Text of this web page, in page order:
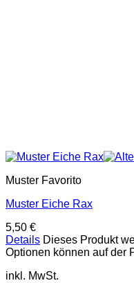
Muster Favorito
Muster Eiche Rax
5,50 €
Details Dieses Produkt
Optionen können auf der
inkl. MwSt.